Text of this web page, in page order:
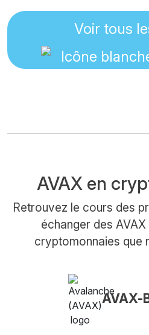
Voir tous
AVAX en
Retrouvez le cours des
échanger des
cryptomonnaies que
AVAX-